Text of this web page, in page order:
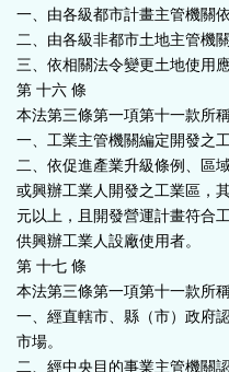
一、由各級都市計畫主管機關
二、由各級非都市土地主管機
三、依相關法令變更土地使用
第 十六 條
本法第三條第一項第十一款所
一、工業主管機關編定開發之工
二、依促進產業升級條例、區
或興辦工業人開發之工業區，
元以上，且開發營運計畫符合
供興辦工業人設廠使用者。
第 十七 條
本法第三條第一項第十一款所
一、經直轄市、縣（市）政府
市場。
二、經中央目的事業主管機關